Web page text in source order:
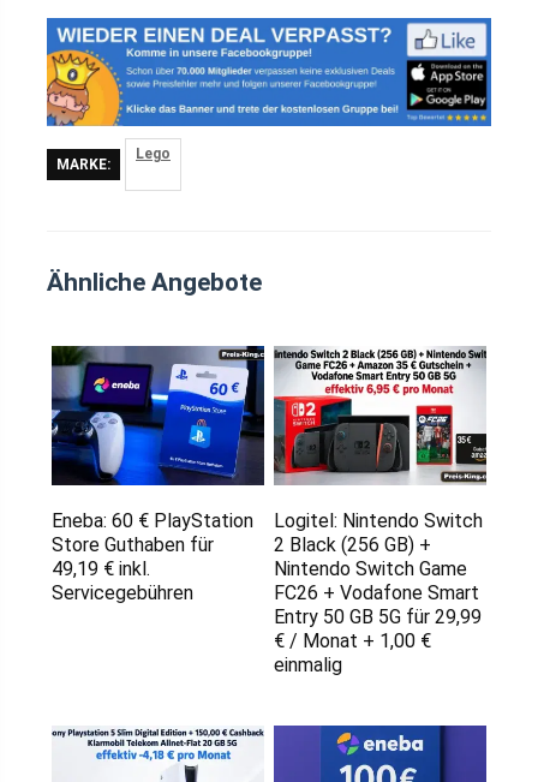
MARKE:
Lego
Ähnliche Angebote
Eneba: 60 € PlayStation
Store Guthaben für
49,19 € inkl.
Servicegebühren
Logitel: Nintendo Switch
2 Black (256 GB) +
Nintendo Switch Game
FC26 + Vodafone Smart
Entry 50 GB 5G für 29,99
€ / Monat + 1,00 €
einmalig